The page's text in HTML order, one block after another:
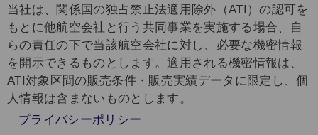
当社は、関係国の独占禁止法適用除外（ATI）の認可を
もとに他航空会社と行う共同事業を実施する場合、自
らの責任の下で当該航空会社に対し、必要な機密情報
を開示できるものとします。適用される機密情報は、
ATI対象区間の販売条件・販売実績データに限定し、個
人情報は含まないものとします。
プライバシーポリシー